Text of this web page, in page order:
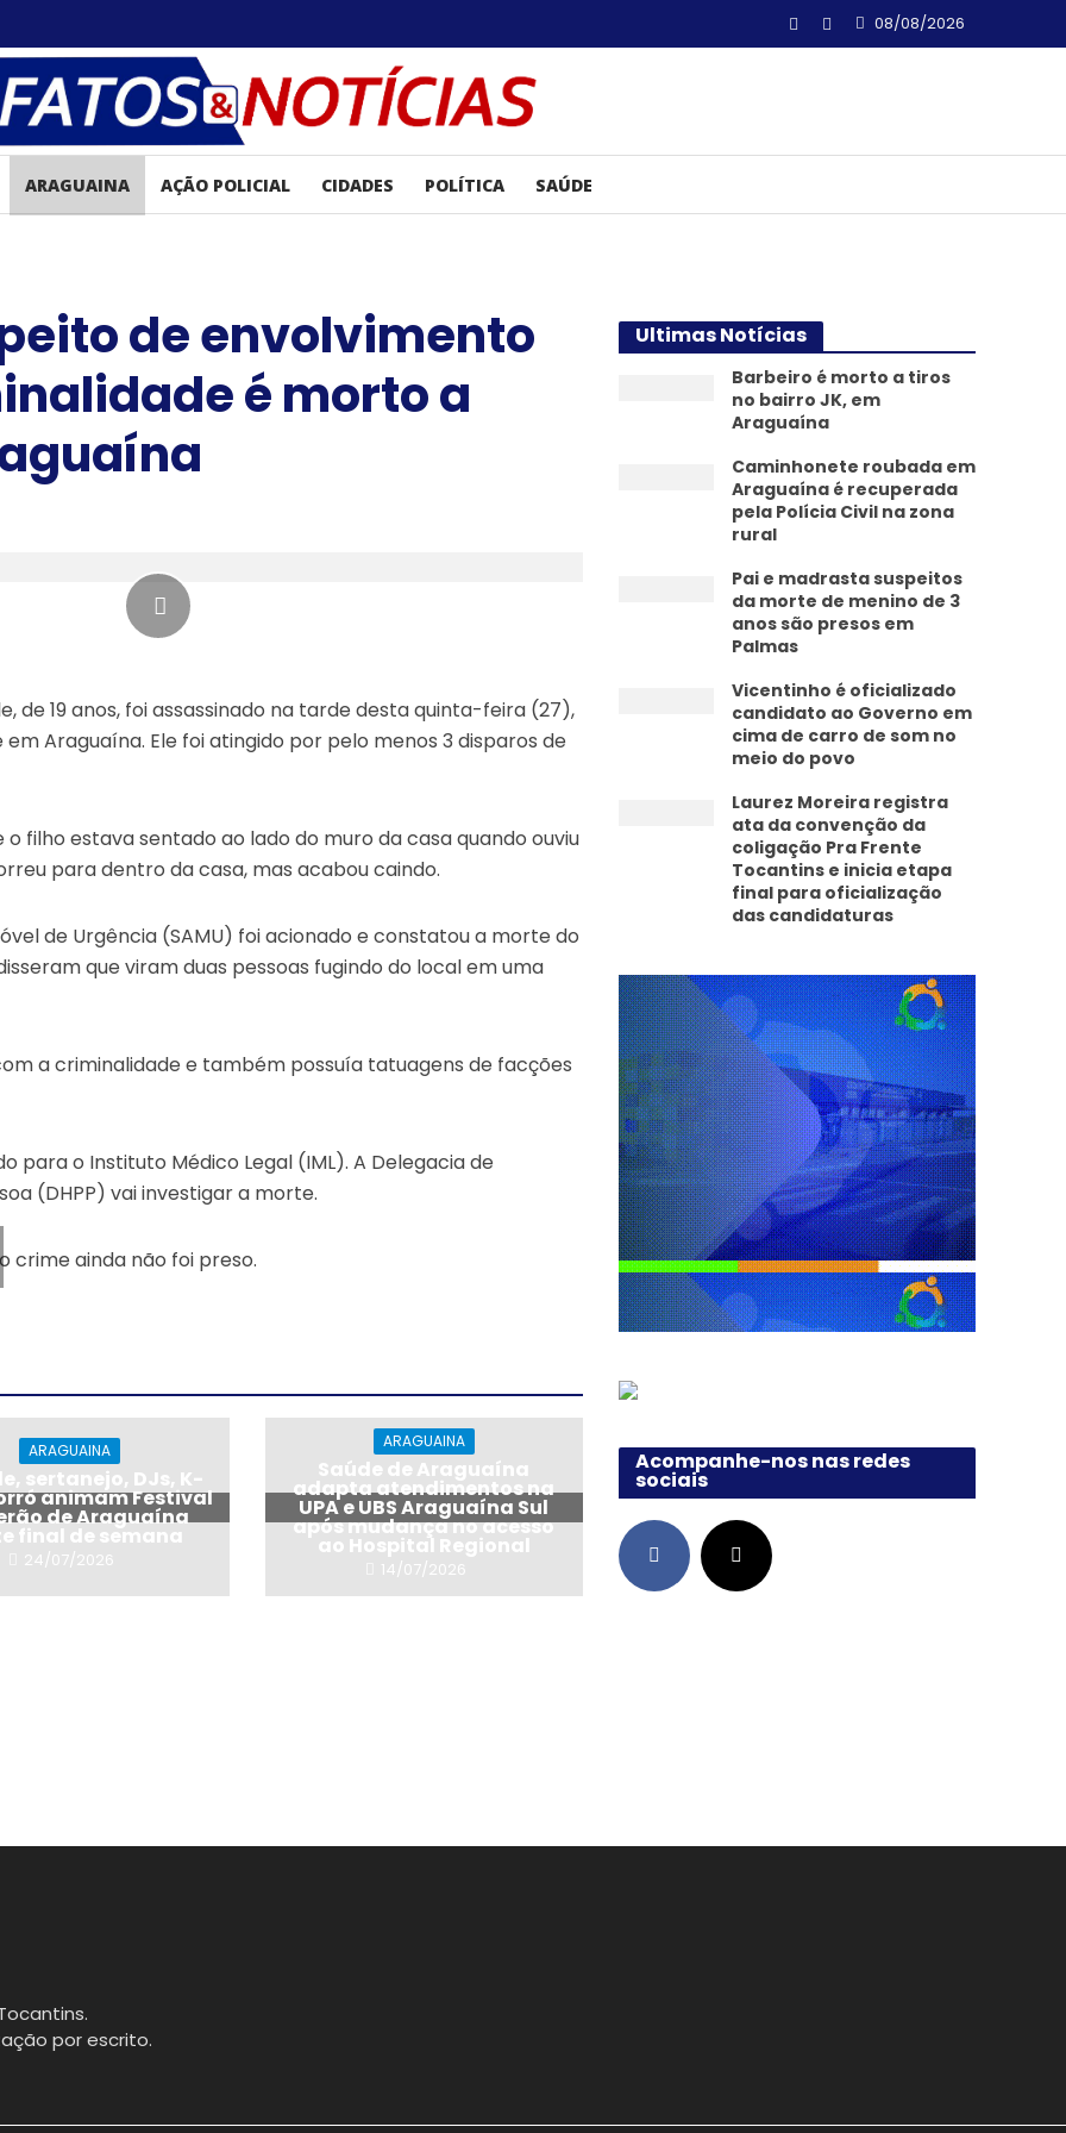
08/08/2026
ARAGUAINA AÇÃO POLICIAL CIDADES POLÍTICA SAÚDE
de envolvimento
é morto a
de 19 anos, foi assassinado na tarde desta quinta-feira (27),
Araguaína. Ele foi atingido por pelo menos 3 disparos de
filho estava sentado ao lado do muro da casa quando ouviu
para dentro da casa, mas acabou caindo.
de Urgência (SAMU) foi acionado e constatou a morte do
que viram duas pessoas fugindo do local em uma
a criminalidade e também possuía tatuagens de facções
para o Instituto Médico Legal (IML). A Delegacia de
(DHPP) vai investigar a morte.
crime ainda não foi preso.
ARAGUAINA
sertanejo, DJs, K-
animam Festival
de Araguaína
final de semana
24/07/2026
ARAGUAINA
Saúde de Araguaína
adapta atendimentos na
UPA e UBS Araguaína Sul
após mudança no acesso
ao Hospital Regional
14/07/2026
Ultimas Notícias
Barbeiro é morto a tiros
no bairro JK, em
Araguaína
Caminhonete roubada em
Araguaína é recuperada
pela Polícia Civil na zona
rural
Pai e madrasta suspeitos
da morte de menino de 3
anos são presos em
Palmas
Vicentinho é oficializado
candidato ao Governo em
cima de carro de som no
meio do povo
Laurez Moreira registra
ata da convenção da
coligação Pra Frente
Tocantins e inicia etapa
final para oficialização
das candidaturas
Acompanhe-nos nas redes
sociais
por escrito.